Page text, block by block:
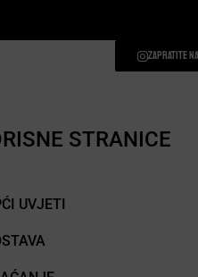
Zapratite
STRANICE
UVJETI